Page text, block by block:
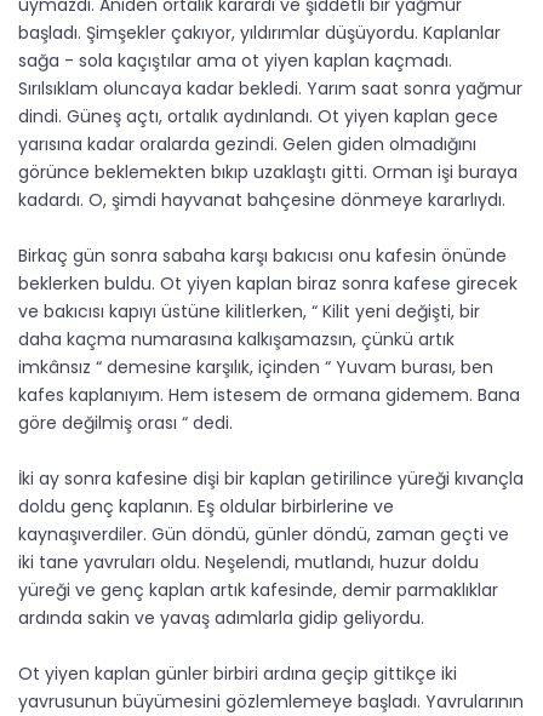
uymazdı. Aniden ortalık karardı ve şiddetli bir yağmur
başladı. Şimşekler çakıyor, yıldırımlar düşüyordu. Kaplanlar
sağa - sola kaçıştılar ama ot yiyen kaplan kaçmadı.
Sırılsıklam oluncaya kadar bekledi. Yarım saat sonra yağmur
dindi. Güneş açtı, ortalık aydınlandı. Ot yiyen kaplan gece
yarısına kadar oralarda gezindi. Gelen giden olmadığını
görünce beklemekten bıkıp uzaklaştı gitti. Orman işi buraya
kadardı. O, şimdi hayvanat bahçesine dönmeye kararlıydı.
Birkaç gün sonra sabaha karşı bakıcısı onu kafesin önünde
beklerken buldu. Ot yiyen kaplan biraz sonra kafese girecek
ve bakıcısı kapıyı üstüne kilitlerken, “ Kilit yeni değişti, bir
daha kaçma numarasına kalkışamazsın, çünkü artık
imkânsız “ demesine karşılık, içinden “ Yuvam burası, ben
kafes kaplanıyım. Hem istesem de ormana gidemem. Bana
göre değilmiş orası “ dedi.
İki ay sonra kafesine dişi bir kaplan getirilince yüreği kıvançla
doldu genç kaplanın. Eş oldular birbirlerine ve
kaynaşıverdiler. Gün döndü, günler döndü, zaman geçti ve
iki tane yavruları oldu. Neşelendi, mutlandı, huzur doldu
yüreği ve genç kaplan artık kafesinde, demir parmaklıklar
ardında sakin ve yavaş adımlarla gidip geliyordu.
Ot yiyen kaplan günler birbiri ardına geçip gittikçe iki
yavrusunun büyümesini gözlemlemeye başladı. Yavrularının